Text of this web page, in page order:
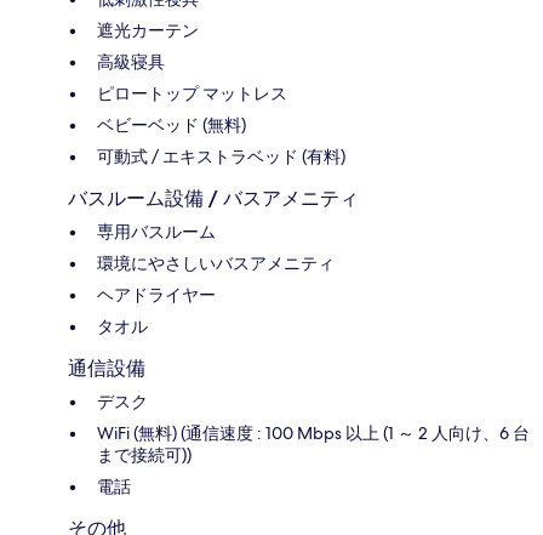
遮光カーテン
高級寝具
ピロートップ マットレス
ベビーベッド (無料)
可動式 / エキストラベッド (有料)
バスルーム設備 / バスアメニティ
専用バスルーム
環境にやさしいバスアメニティ
ヘアドライヤー
タオル
通信設備
デスク
WiFi (無料) (通信速度 : 100 Mbps 以上 (1 ～ 2 人向け、6 台
まで接続可))
電話
その他